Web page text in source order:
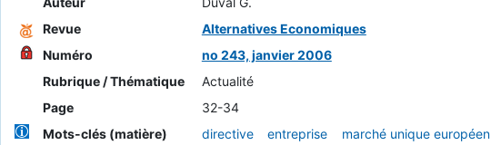
Revue
Alternatives Economiques
Numéro
no 243, janvier 2006
Rubrique / Thématique
Actualité
Page
32-34
Mots-clés (matière)
directive entreprise marché unique européen